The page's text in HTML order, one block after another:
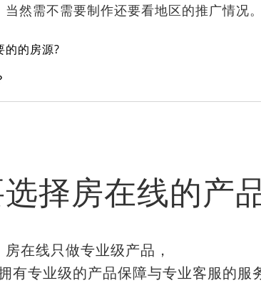
然需不需要制作还要看地区的推广情况。
的的房源?
择房在线的产
房在线只做专业级产品，
有专业级的产品保障与专业客服的服